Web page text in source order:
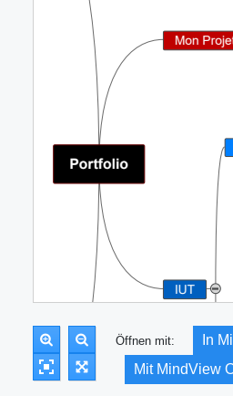
Öffnen mit:
In
Mit MindView